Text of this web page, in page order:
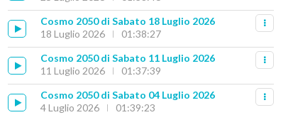
Cosmo 2050 di Sabato 18 Luglio 2026
18 Luglio 2026
01:38:27
Cosmo 2050 di Sabato 11 Luglio 2026
11 Luglio 2026
01:37:39
Cosmo 2050 di Sabato 04 Luglio 2026
4 Luglio 2026
01:39:23